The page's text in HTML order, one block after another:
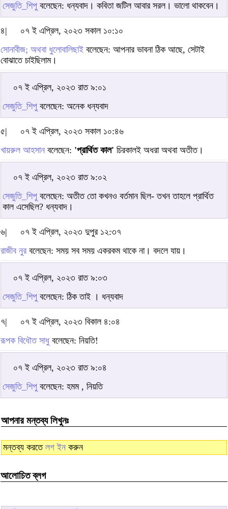
সেজুতি_শিপু বলেছেন: ধন্যবাদ। কবিতা জটিল আবার সরল। ভালো থাকবেন।
৪|
০৭ ই এপ্রিল, ২০২৩ সকাল ১০:১০
সোনাবীজ; অথবা ধুলোবালিছাই বলেছেন: আপনার ভাবনা ঠিক আছে, সেটাই
বোঝাতে চাইছিলাম।
০৭ ই এপ্রিল, ২০২৩ রাত ৯:০১
সেজুতি_শিপু বলেছেন: অনেক ধন্যবাদ
৫|
০৭ ই এপ্রিল, ২০২৩ সকাল ১০:৪৬
খায়রুল আহসান বলেছেন: 'প্রার্থিত কাল' চিরকালই অধরা অথবা অতীত।
০৭ ই এপ্রিল, ২০২৩ রাত ৯:০২
সেজুতি_শিপু বলেছেন: অতীত তো কখনও বর্তমান ছিল- তখন তাহলে প্রার্থিত
কাল এসেছিল? ধন্যবাদ।
৬|
০৭ ই এপ্রিল, ২০২৩ দুপুর ১২:৩৭
রাজীব নুর বলেছেন: সময় সব সময় একরকম থাকে না। বদলে যায়।
০৭ ই এপ্রিল, ২০২৩ রাত ৯:০৩
সেজুতি_শিপু বলেছেন: ঠিক তাই । ধন্যবাদ
৭|
০৭ ই এপ্রিল, ২০২৩ বিকাল ৪:০৪
রূপক বিধৌত সাধুবলেছেন: নিয়তি!
০৭ ই এপ্রিল, ২০২৩ রাত ৯:০৪
সেজুতি_শিপু বলেছেন: হমম , নিয়তি
আপনার মন্তব্য লিখুনঃ
মন্তব্য করতে লগ ইন করুন
আলোচিত ব্লগ